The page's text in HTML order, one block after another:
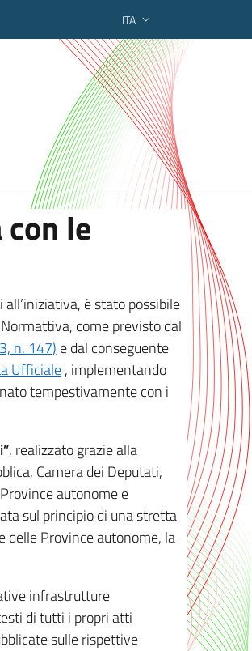
ITA
le
è stato possibile
come previsto dal
n. 147) e dal conseguente
Ufficiale, implementando
tempestivamente con i
, realizzato grazie alla
Camera dei Deputati,
autonome e
sul principio di una stretta
delle Province autonome, la
infrastrutture
di tutti i propri atti
sulle rispettive